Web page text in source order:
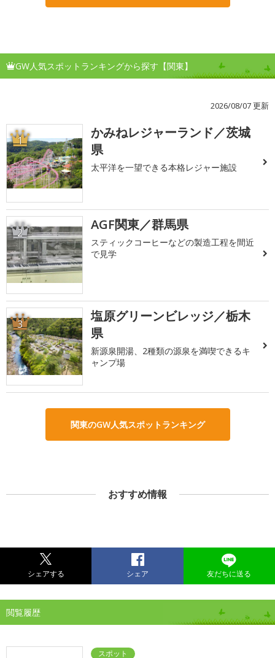
GW人気スポットランキングから探す【関東】
2026/08/07 更新
1
かみねレジャーランド／茨城
県
太平洋を一望できる本格レジャー施設
2 AGF関東／群馬県
スティックコーヒーなどの製造工程を間近
で見学
3
塩原グリーンビレッジ／栃木
県
新源泉開湯、2種類の源泉を満喫できるキ
ャンプ場
関東のGW人気スポットランキング
おすすめ情報
シェアする シェア 友だちに送る
閲覧履歴